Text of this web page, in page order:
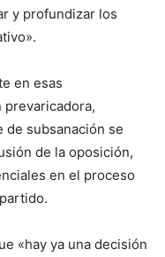
y profundizar los
en esas
prevaricadora,
de subsanación se
de la oposición,
en el proceso
«hay ya una decisión